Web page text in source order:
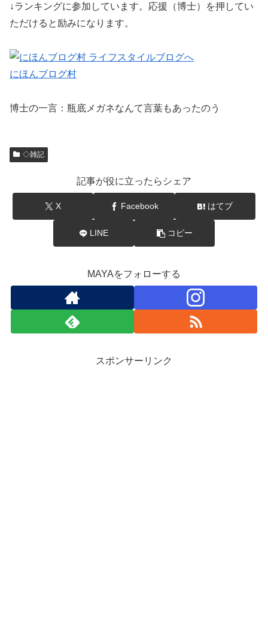
↓ランキングに参加しています。応援（博士）を押してい
ただけると励みになります。
にほんブログ村
博士の一言：瓶底メガネなんて言葉もあったのう
◇雑記
記事が役に立ったらシェア
X Facebook はてブ
LINE コピー
MAYAをフォローする
スポンサーリンク